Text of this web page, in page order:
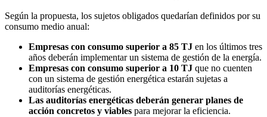
Según la propuesta, los sujetos obligados quedarían definidos por su
consumo medio anual:
Empresas con consumo superior a 85 TJ en los últimos tres
años deberán implementar un sistema de gestión de la energía.
Empresas con consumo superior a 10 TJ que no cuenten
con un sistema de gestión energética estarán sujetas a
auditorías energéticas.
Las auditorías energéticas deberán generar planes de
acción concretos y viables para mejorar la eficiencia.